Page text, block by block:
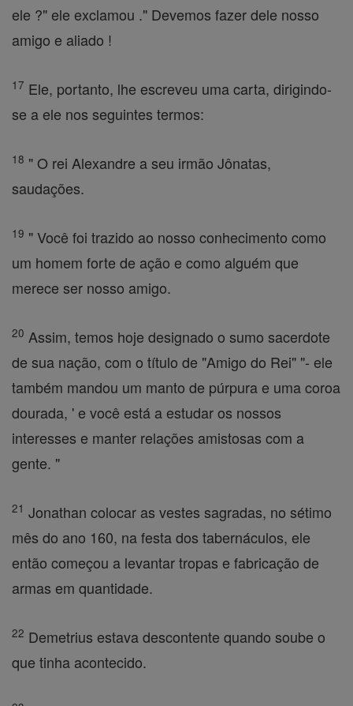
ele ?" ele exclamou ." Devemos fazer dele nosso
amigo e aliado !
17 Ele, portanto, lhe escreveu uma carta, dirigindo-
se a ele nos seguintes termos:
18 " O rei Alexandre a seu irmão Jônatas,
saudações.
19 " Você foi trazido ao nosso conhecimento como
um homem forte de ação e como alguém que
merece ser nosso amigo.
20 Assim, temos hoje designado o sumo sacerdote
de sua nação, com o título de "Amigo do Rei" "- ele
também mandou um manto de púrpura e uma coroa
dourada, ' e você está a estudar os nossos
interesses e manter relações amistosas com a
gente. "
21 Jonathan colocar as vestes sagradas, no sétimo
mês do ano 160, na festa dos tabernáculos, ele
então começou a levantar tropas e fabricação de
armas em quantidade.
22 Demetrius estava descontente quando soube o
que tinha acontecido.